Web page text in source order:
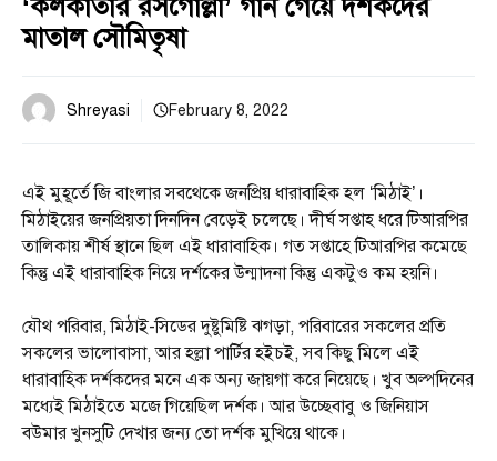
‘কলকাতার রসগোল্লা’ গান গেয়ে দর্শকদের
মাতাল সৌমিতৃষা
Shreyasi February 8, 2022
এই মুহূর্তে জি বাংলার সবথেকে জনপ্রিয় ধারাবাহিক হল ‘মিঠাই’।
মিঠাইয়ের জনপ্রিয়তা দিনদিন বেড়েই চলেছে। দীর্ঘ সপ্তাহ ধরে টিআরপির
তালিকায় শীর্ষ স্থানে ছিল এই ধারাবাহিক। গত সপ্তাহে টিআরপির কমেছে
কিন্তু এই ধারাবাহিক নিয়ে দর্শকের উন্মাদনা কিন্তু একটুও কম হয়নি।
যৌথ পরিবার, মিঠাই-সিডের দুষ্টুমিষ্টি ঝগড়া, পরিবারের সকলের প্রতি
সকলের ভালোবাসা, আর হল্লা পার্টির হইচই, সব কিছু মিলে এই
ধারাবাহিক দর্শকদের মনে এক অন্য জায়গা করে নিয়েছে। খুব অল্পদিনের
মধ্যেই মিঠাইতে মজে গিয়েছিল দর্শক। আর উচ্ছেবাবু ও জিনিয়াস
বউমার খুনসুটি দেখার জন্য তো দর্শক মুখিয়ে থাকে।